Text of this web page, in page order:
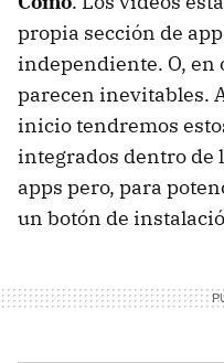
propia sección de
independiente. O,
parecen inevitables.
inicio tendremos
integrados dentro de
apps pero, para
un botón de